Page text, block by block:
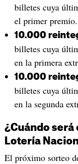
billetes cuya
el primer premio.
10.000
billetes cuya
en la primera
10.000
billetes cuya
en la segunda
¿Cuándo
Lotería
El próximo sorteo